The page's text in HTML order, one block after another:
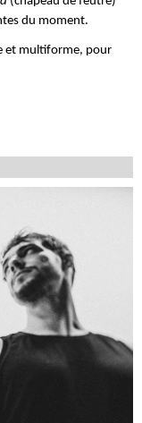
du moment.
et multiforme, pour